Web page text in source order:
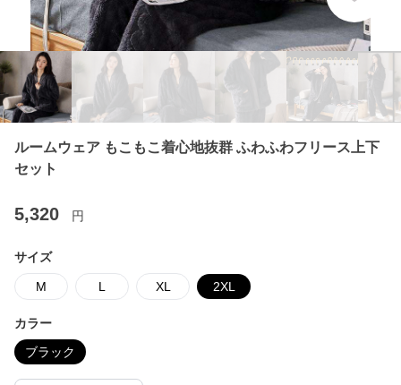
ルームウェア もこもこ着心地抜群 ふわふわフリース上下
セット
5,320 円
サイズ
M L XL 2XL
カラー
ブラック